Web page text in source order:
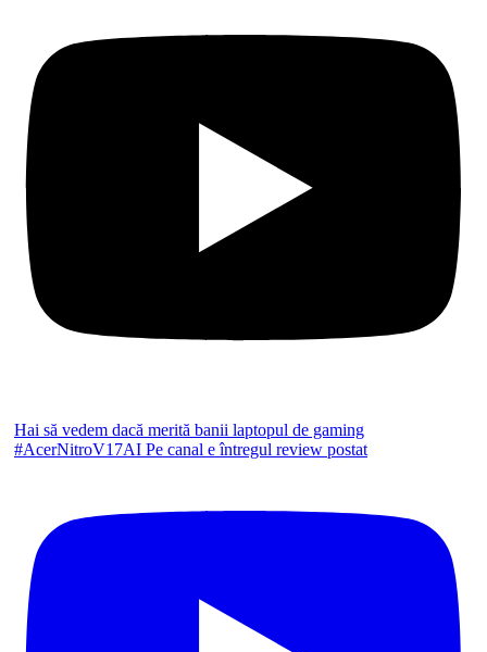
Hai să vedem dacă merită banii laptopul de gaming
#AcerNitroV17AI Pe canal e întregul review postat